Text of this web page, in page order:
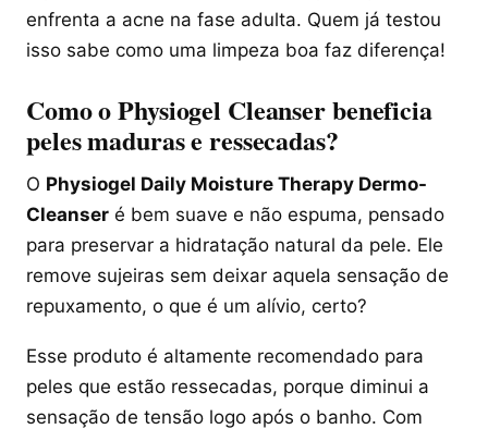
enfrenta a acne na fase adulta. Quem já testou
isso sabe como uma limpeza boa faz diferença!
Como o Physiogel Cleanser beneficia
peles maduras e ressecadas?
O Physiogel Daily Moisture Therapy Dermo-
Cleanser é bem suave e não espuma, pensado
para preservar a hidratação natural da pele. Ele
remove sujeiras sem deixar aquela sensação de
repuxamento, o que é um alívio, certo?
Esse produto é altamente recomendado para
peles que estão ressecadas, porque diminui a
sensação de tensão logo após o banho. Com